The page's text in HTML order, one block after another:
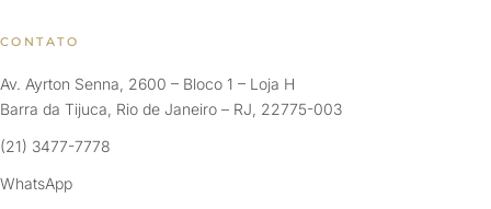
CONTATO
Av. Ayrton Senna, 2600 – Bloco 1 – Loja H
Barra da Tijuca, Rio de Janeiro – RJ, 22775-003
(21) 3477-7778
WhatsApp